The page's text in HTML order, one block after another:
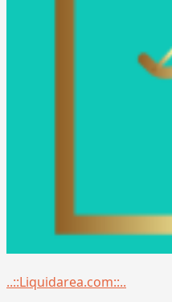
Menu
..::Liquidarea.com::..